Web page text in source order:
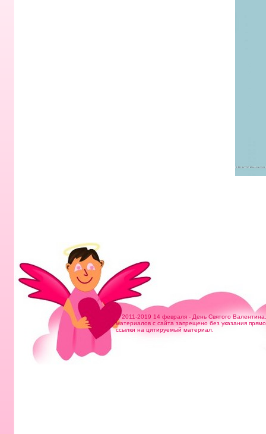
© 2011-2019 14 февраля - День Святого
материалов с сайта запрещено без указания
ссылки на цитируемый материал.